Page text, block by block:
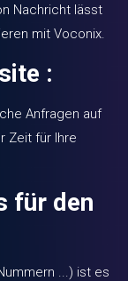
Nachricht lässt
mit Voconix.
:
Anfragen auf
Zeit für Ihre
für den
...) ist es